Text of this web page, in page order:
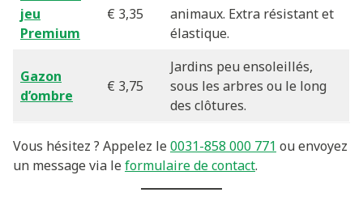
jeu
Premium
€ 3,35
animaux. Extra résistant et
élastique.
Gazon
d’ombre
€ 3,75
Jardins peu ensoleillés,
sous les arbres ou le long
des clôtures.
Vous hésitez ? Appelez le0031-858 000 771 ou envoyez
un message via leformulaire de contact.